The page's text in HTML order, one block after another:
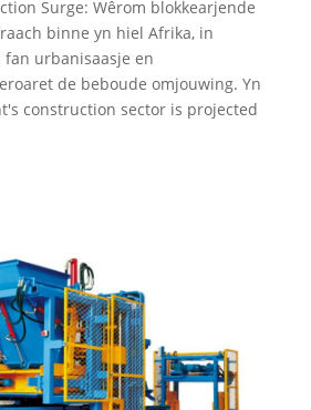
Surge: Wêrom blokkearjende
binne yn hiel Afrika, in
fan urbanisaasje en
de beboude omjouwing. Yn
construction sector is projected